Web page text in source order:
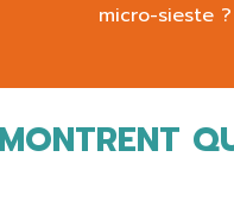
micro-sieste ?